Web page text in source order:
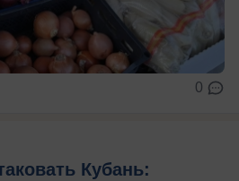
0
Кубань: